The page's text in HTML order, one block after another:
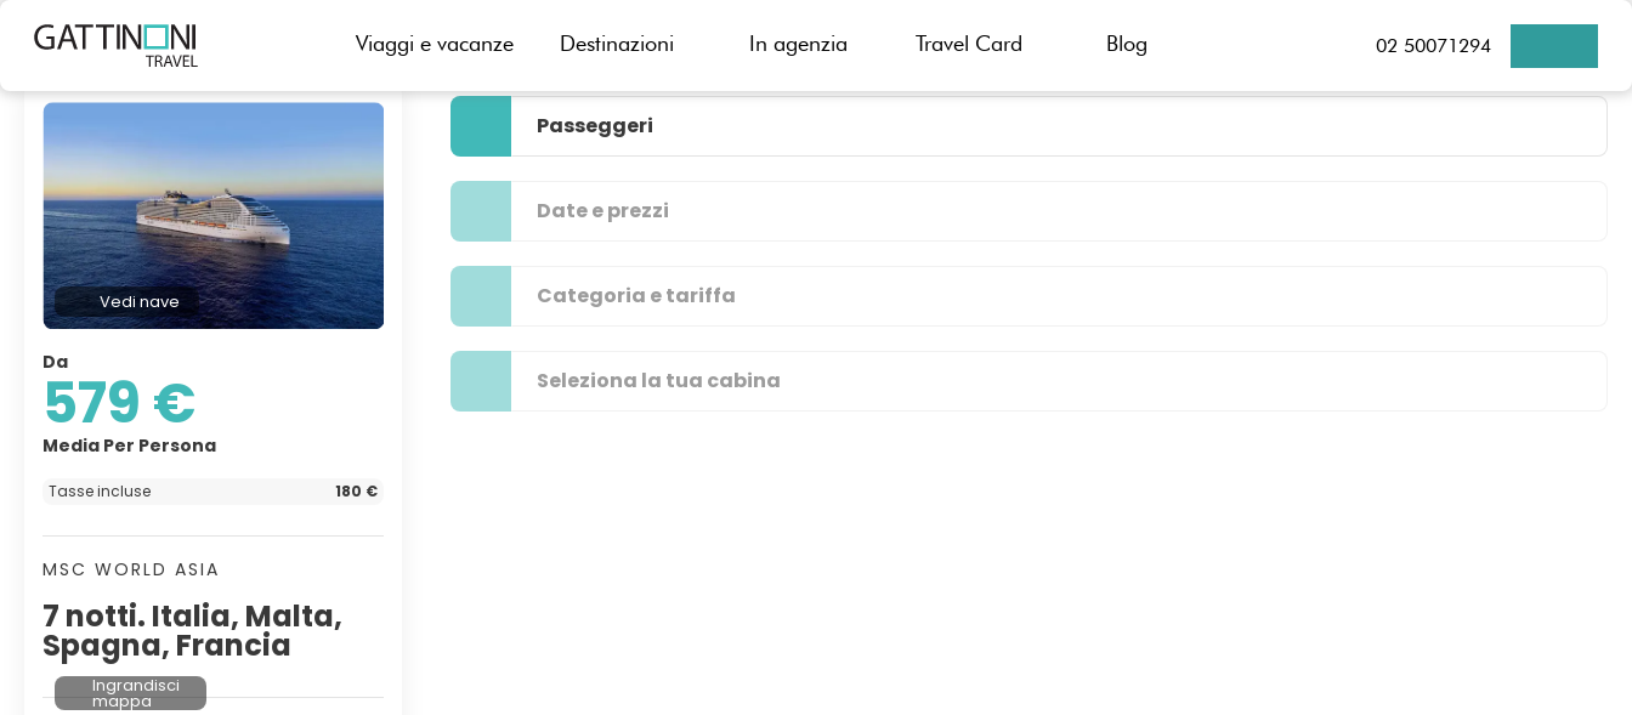
Viaggi e vacanze Destinazioni In agenzia Travel Card Blog 02 50071294
Crociere MSC Cruises MSC World Asia 7 notti. Italia, Malta, Spagna, Francia
Vedi nave
Da
579 €
Media Per Persona
Tasse incluse 180 €
MSC WORLD ASIA
7 notti. Italia, Malta,
Spagna, Francia
Ingrandisci
mappa
Passeggeri
Date e prezzi
Categoria e tariffa
Seleziona la tua cabina